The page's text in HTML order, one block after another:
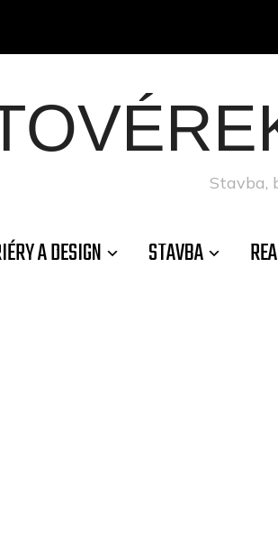
Stavba,
A DESIGN STAVBA